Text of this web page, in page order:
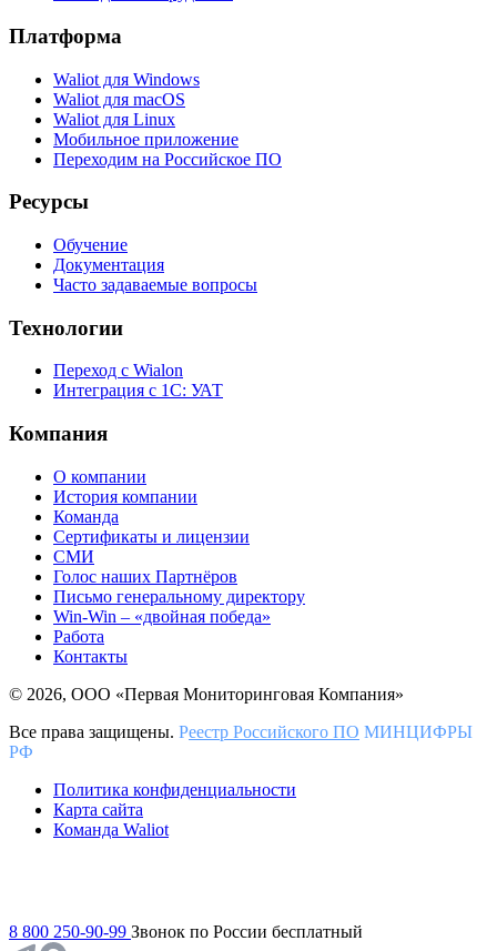
Платформа
Waliot для Windows
Waliot для macOS
Waliot для Linux
Мобильное приложение
Переходим на Российское ПО
Ресурсы
Обучение
Документация
Часто задаваемые вопросы
Технологии
Переход с Wialon
Интеграция с 1С: УАТ
Компания
О компании
История компании
Команда
Сертификаты и лицензии
СМИ
Голос наших Партнёров
Письмо генеральному директору
Win-Win – «двойная победа»
Работа
Контакты
© 2026, ООО «Первая Мониторинговая Компания»
Все права защищены. Реестр Российского ПО МИНЦИФРЫ
РФ
Политика конфиденциальности
Карта сайта
Команда Waliot
8 800 250-90-99 Звонок по России бесплатный